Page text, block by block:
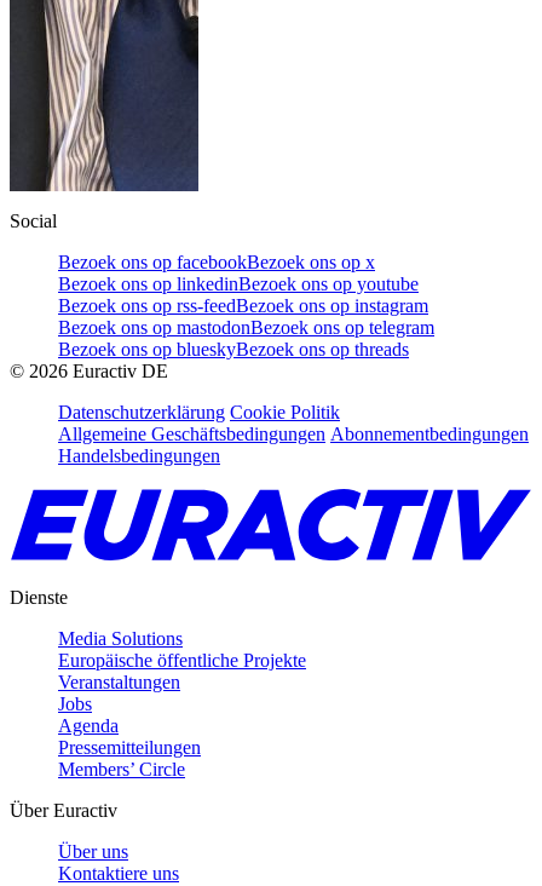
Social
Bezoek ons op facebookBezoek ons op x
Bezoek ons op linkedinBezoek ons op youtube
Bezoek ons op rss-feedBezoek ons op instagram
Bezoek ons op mastodonBezoek ons op telegram
Bezoek ons op blueskyBezoek ons op threads
© 2026 Euractiv DE
Datenschutzerklärung Cookie Politik
Allgemeine Geschäftsbedingungen Abonnementbedingungen
Handelsbedingungen
Dienste
Media Solutions
Europäische öffentliche Projekte
Veranstaltungen
Jobs
Agenda
Pressemitteilungen
Members’ Circle
Über Euractiv
Über uns
Kontaktiere uns